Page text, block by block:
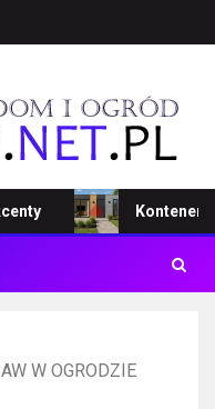
Kontener –
W OGRODZIE